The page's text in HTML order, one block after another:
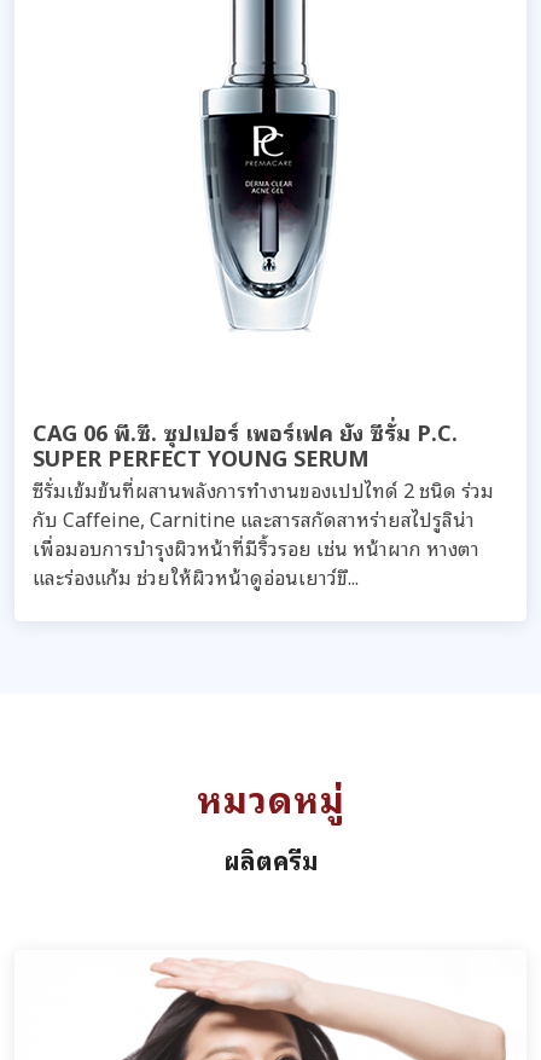
CAG 06 พี.ซี. ซุปเปอร์ เพอร์เฟค ยัง ซีรั่ม P.C.
SUPER PERFECT YOUNG SERUM
ซีรั่มเข้มข้นที่ผสานพลังการทำงานของเปปไทด์ 2 ชนิด ร่วม
กับ Caffeine, Carnitine และสารสกัดสาหร่ายสไปรูลิน่า
เพื่อมอบการบำรุงผิวหน้าที่มีริ้วรอย เช่น หน้าผาก หางตา
และร่องแก้ม ช่วยให้ผิวหน้าดูอ่อนเยาว์ขึ...
หมวดหมู่
ผลิตครีม